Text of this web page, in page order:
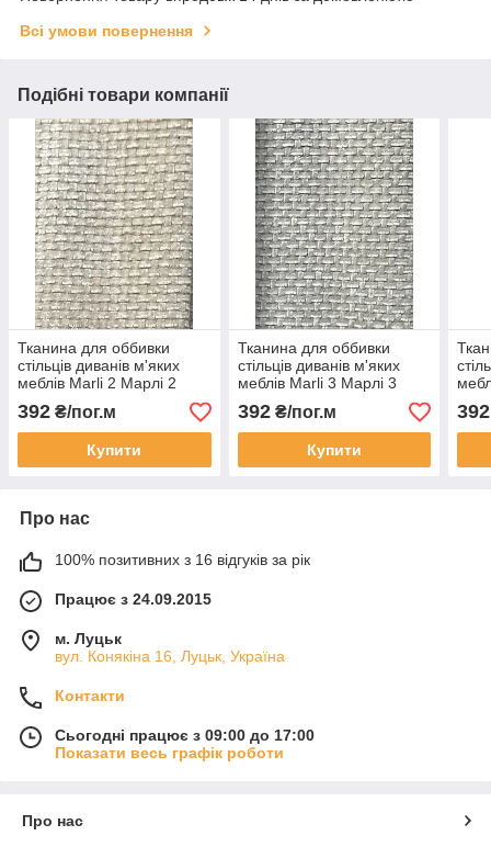
Всі умови повернення
Подібні товари компанії
Тканина для оббивки
стільців диванів м'яких
меблів Marli 2 Марлі 2
392 ₴/пог.м
Купити
Тканина для оббивки
стільців диванів м'яких
меблів Marli 3 Марлі 3
392₴/пог.м
Купити
392
Про нас
100% позитивних з 16 відгуків за рік
Працює з 24.09.2015
м. Луцьк
вул. Конякіна 16, Луцьк, Україна
Контакти
Сьогодні працює з 09:00 до 17:00
Показати весь графік роботи
Про нас